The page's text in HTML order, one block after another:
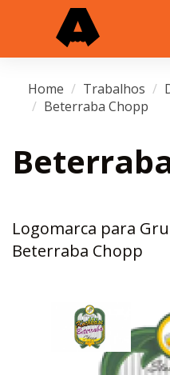
Home Trabalhos
Beterraba Chopp
Logomarca para
Beterraba Chopp